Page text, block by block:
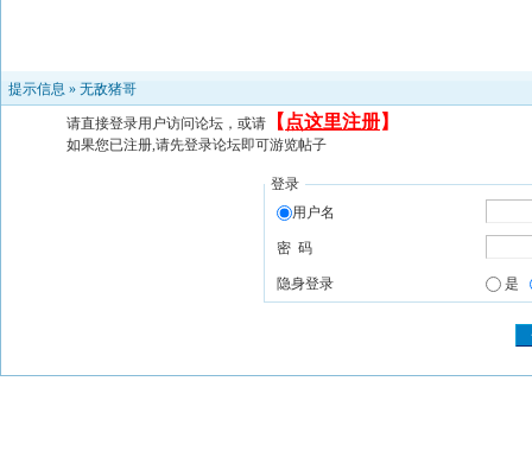
提示信息 » 无敌猪哥
请直接登录用户访问论坛，或请 【 点这里注册】
如果您已注册,请先登录论坛即可游览帖子
登录
用户名
密 码
隐身登录 是